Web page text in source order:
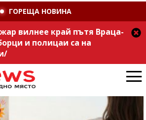
ГОРЕЩА НОВИНА
вилнее край пътя Враца-
и полицаи са на